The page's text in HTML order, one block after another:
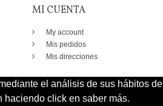
el análisis de sus hábitos de
haciendo click en saber más.
MI CUENTA
My account
Mis pedidos
Mis direcciones